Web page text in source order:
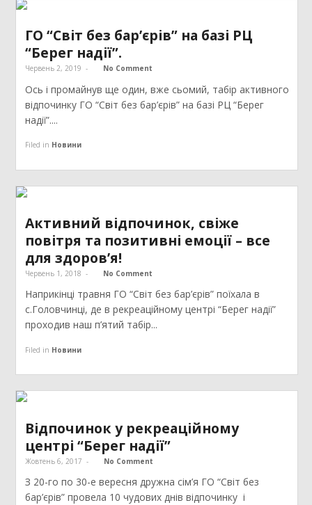
ГО “Світ без бар’єрів” на базі РЦ
“Берег надії”.
Червень 2, 2019 - No Comment
Ось і промайнув ще один, вже сьомий, табір активного
відпочинку ГО “Світ без бар’єрів” на базі РЦ “Берег
надії”....
Filed in Новини
Активний відпочинок, свіже
повітря та позитивні емоції – все
для здоров’я!
Червень 1, 2018 - No Comment
Наприкінці травня ГО “Світ без бар’єрів” поїхала в
с.Головчинці, де в рекреаційному центрі “Берег надії”
проходив наш п’ятий табір...
Filed in Новини
Відпочинок у рекреаційному
центрі “Берег надії”
Жовтень 6, 2017 - No Comment
З 20-го по 30-е вересня дружна сім’я ГО “Світ без
бар’єрів” провела 10 чудових днів відпочинку і